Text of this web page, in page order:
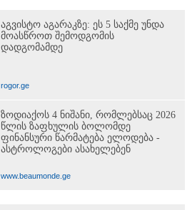
აგვისტო აგარაკზე: ეს 5 საქმე უნდა
მოასწროთ შემოდგომის
დადგომამდე
rogor.ge
ზოდიაქოს 4 ნიშანი, რომლებსაც 2026
წლის ზაფხულის ბოლომდე
ფინანსური წარმატება ელოდება -
ასტროლოგები ასახელებენ
www.beaumonde.ge